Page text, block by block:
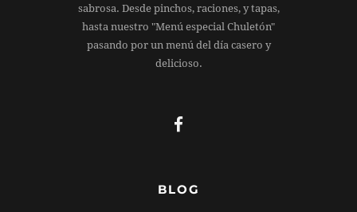
sabrosa. Desde pinchos, raciones, y tapas,
hasta nuestro "Menú especial Chuletón"
pasando por un menú del día casero y
delicioso.
BLOG